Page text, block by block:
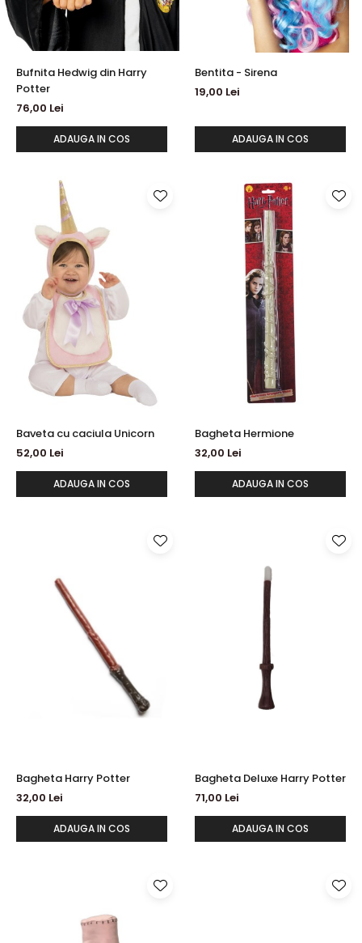
Bufnita Hedwig din Harry
Potter
76,00 Lei
ADAUGA IN COS
Bentita - Sirena
19,00 Lei
ADAUGA IN COS
Baveta cu caciula Unicorn
52,00 Lei
ADAUGA IN COS
Bagheta Hermione
32,00 Lei
ADAUGA IN COS
Bagheta Harry Potter
32,00 Lei
ADAUGA IN COS
Bagheta Deluxe Harry Potter
71,00 Lei
ADAUGA IN COS